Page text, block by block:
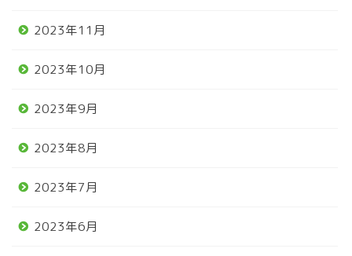
2023年11月
2023年10月
2023年9月
2023年8月
2023年7月
2023年6月